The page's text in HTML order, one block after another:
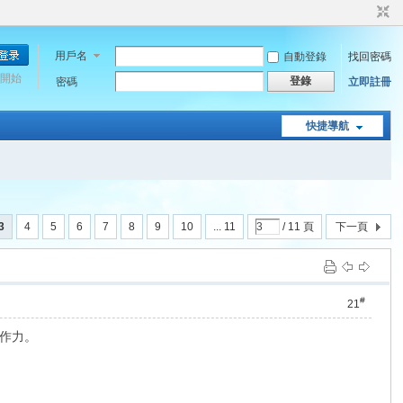
用戶名 自動登錄
找回密碼
密碼
登錄 立即註冊
始
快捷導航
4 5 6 7 8 9 10 ... 11 / 11 頁 下一頁
21#
力。